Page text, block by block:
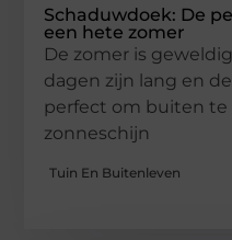
Schaduwdoek: De
een hete zomer
De zomer is
dagen zijn lang en
perfect om buiten te
zonneschijn
Tuin En Buitenleven